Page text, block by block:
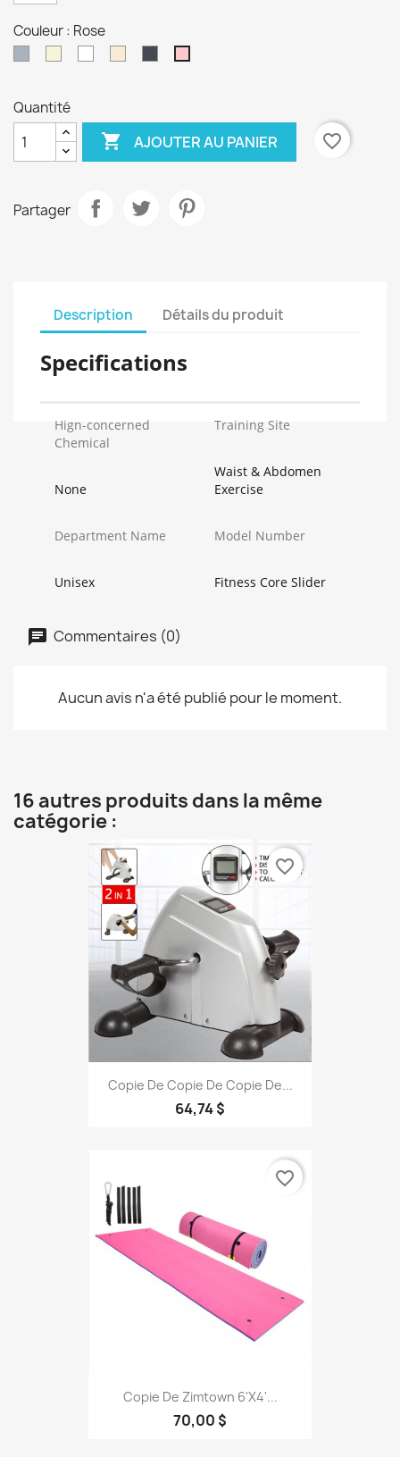
Couleur : Rose
Quantité
 AJOUTER AU PANIER favorite_border
Partager
Description Détails du produit
Specifications
Hign-concerned
Chemical
None
Training Site
Waist & Abdomen
Exercise
Department Name
Unisex
Model Number
Fitness Core Slider
Commentaires (0)
Aucun avis n'a été publié pour le moment.
16 autres produits dans la même
catégorie :
Copie De Copie De Copie De...
64,74 $
favorite_border
Copie De Zimtown 6'x4'...
70,00 $
favorite_border